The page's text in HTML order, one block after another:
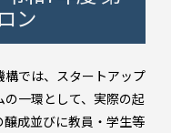
ン
では、スタートアップ
一環として、実際の起
成並びに教員・学生等